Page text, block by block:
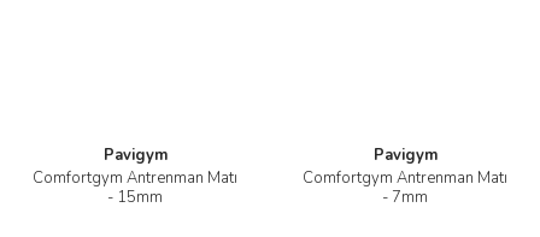
Pavigym
Comfortgym Antrenman Matı
- 15mm
Pavigym
Comfortgym Antrenman Matı
- 7mm